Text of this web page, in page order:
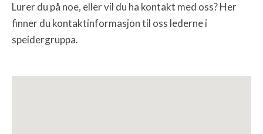
Lurer du på noe, eller vil du ha kontakt med oss? Her
finner du kontaktinformasjon til oss lederne i
speidergruppa.